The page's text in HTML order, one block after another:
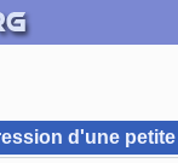
d'une